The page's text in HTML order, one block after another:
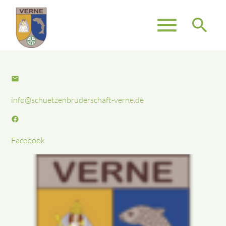
menu search
Suchbegriffe
email
info@schuetzenbruderschaft-verne.de
facebook
Facebook